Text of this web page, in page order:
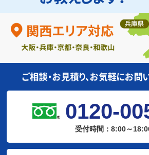
0120-
受付時間：8:00～